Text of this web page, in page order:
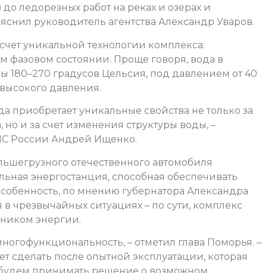
ледорезных работ на реках и озерах и
руководитель агентства Александр Уваров.
уникальной технологии комплекса:
фазовом состоянии. Проще говоря, вода в
180–270 градусов Цельсия, под давлением от 40
давления.
приобретает уникальные свойства не только за
и за счет изменения структуры воды, –
России Андрей Ищенко.
отечественного автомобиля
энергостанция, способная обеспечивать
по мнению губернатора Александра
чрезвычайных ситуациях – по сути, комплекс
энергии.
– отметил глава Поморья. –
после опытной эксплуатации, которая